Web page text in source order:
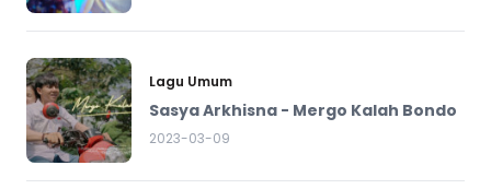
Lagu Umum
Sasya Arkhisna - Mergo Kalah Bondo
2023-03-09